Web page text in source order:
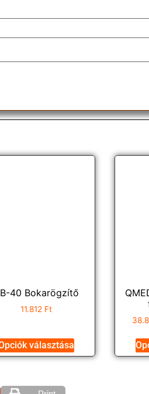
40 Bokarögzítő
11.812 Ft
választása